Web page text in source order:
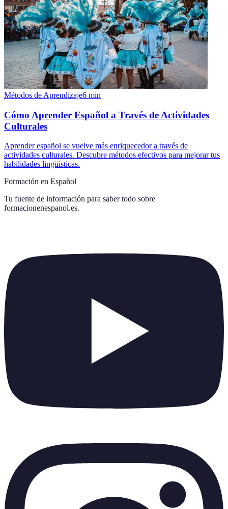
Métodos de Aprendizaje6 min
Cómo Aprender Español a Través de Actividades
Culturales
Aprender español se vuelve más enriquecedor a través de
actividades culturales. Descubre métodos efectivos para mejorar tus
habilidades lingüísticas.
Formación en Español
Tu fuente de información para saber todo sobre
formacionenespanol.es.